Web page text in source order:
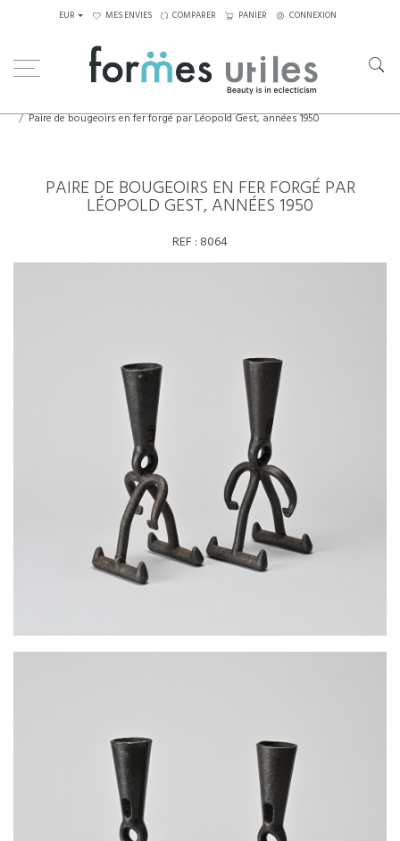
EUR MES ENVIES COMPARER PANIER CONNEXION
Paire de bougeoirs en fer forgé par Léopold Gest, années 1950
PAIRE DE BOUGEOIRS EN FER FORGÉ PAR
LÉOPOLD GEST, ANNÉES 1950
REF : 8064